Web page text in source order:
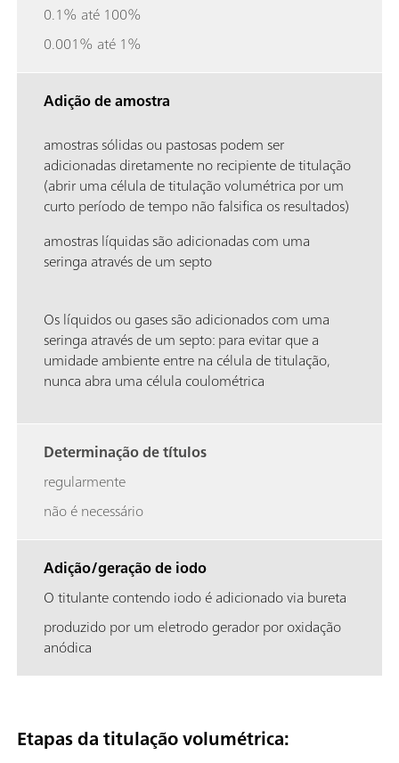
0.1% até 100%
0.001% até 1%
Adição de amostra
amostras sólidas ou pastosas podem ser
adicionadas diretamente no recipiente de titulação
(abrir uma célula de titulação volumétrica por um
curto período de tempo não falsifica os resultados)
amostras líquidas são adicionadas com uma
seringa através de um septo
Os líquidos ou gases são adicionados com uma
seringa através de um septo: para evitar que a
umidade ambiente entre na célula de titulação,
nunca abra uma célula coulométrica
Determinação de títulos
regularmente
não é necessário
Adição/geração de iodo
O titulante contendo iodo é adicionado via bureta
produzido por um eletrodo gerador por oxidação
anódica
Etapas da titulação volumétrica: